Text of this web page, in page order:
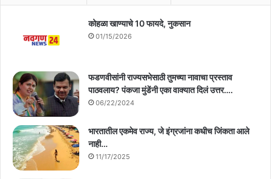
कोहळा खाण्याचे 10 फायदे, नुकसान
01/15/2026
फडणवीसांनी राज्यसभेसाठी तुमच्या नावाचा प्रस्ताव
पाठवलाय? पंकजा मुंडेंनी एका वाक्यात दिलं उत्तर….
06/22/2024
भारतातील एकमेव राज्य, जे इंग्रजांना कधीच जिंकता आले
नाही…
11/17/2025